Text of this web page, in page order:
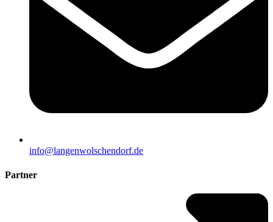
info@langenwolschendorf.de
Partner